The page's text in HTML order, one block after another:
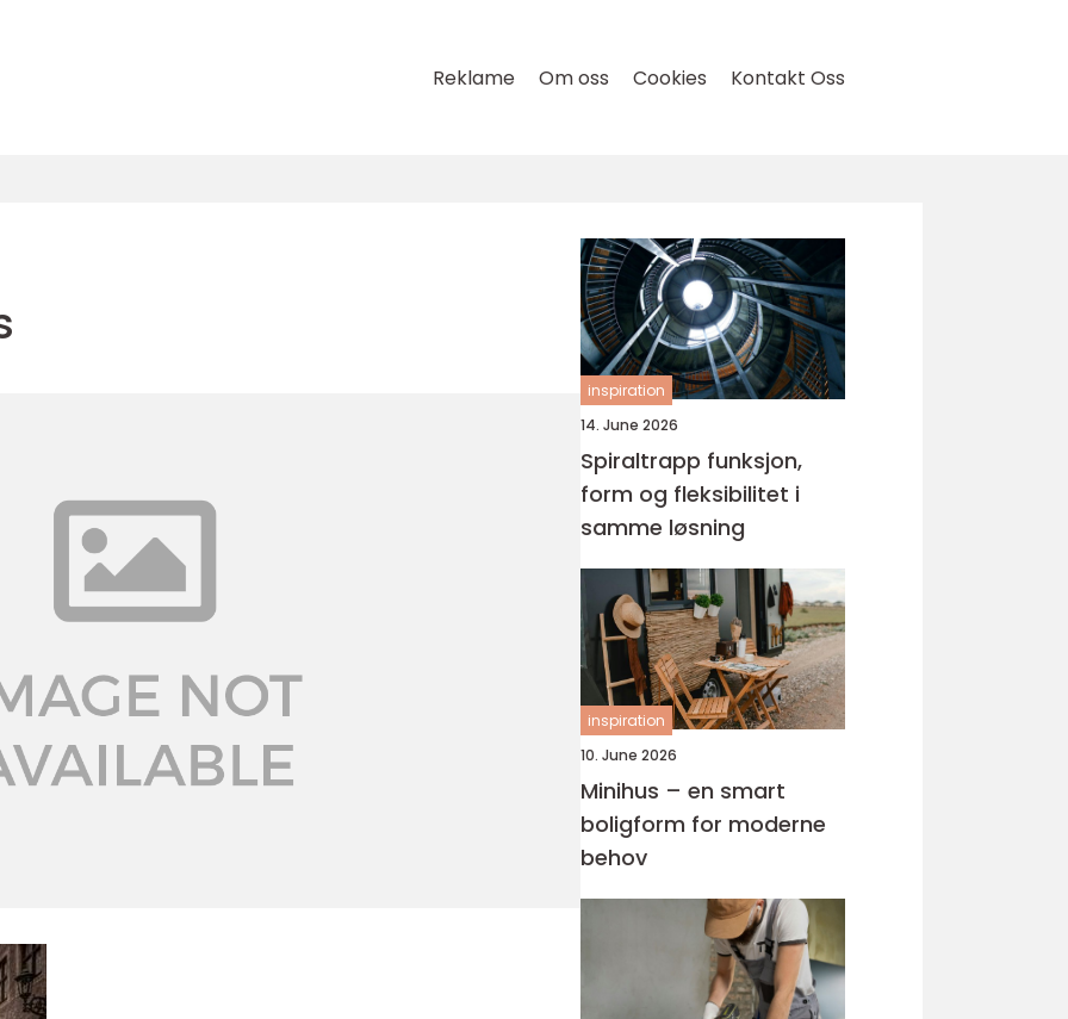
Reklame Om oss Cookies Kontakt Oss
inspiration
14. June 2026
Spiraltrapp funksjon,
form og fleksibilitet i
samme løsning
inspiration
10. June 2026
Minihus – en smart
boligform for moderne
behov